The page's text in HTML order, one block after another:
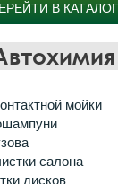
В КАТАЛОГ
мойки
салона
дисков